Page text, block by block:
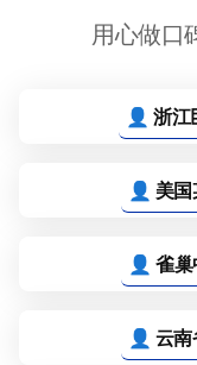
用心做口
👤 浙江
👤 美
👤 雀
👤 云